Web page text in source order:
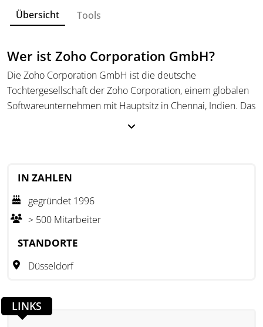
Übersicht Tools
Wer ist Zoho Corporation GmbH?
Die Zoho Corporation GmbH ist die deutsche
Tochtergesellschaft der Zoho Corporation, einem globalen
Softwareunternehmen mit Hauptsitz in Chennai, Indien. Das
Akquisitionen, und konzentriert sich auf die Bereitstellung
Optimierung ihrer Geschäftsprozesse unterstützen. Die
Zoho Corporation ist seit 1996 weltweit tätig und unterhält
Niederlassungen in mehreren Ländern, darunter auch in
IN ZAHLEN
gegründet 1996
> 500 Mitarbeiter
STANDORTE
Düsseldorf
LINKS